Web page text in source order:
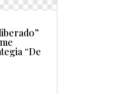
“De